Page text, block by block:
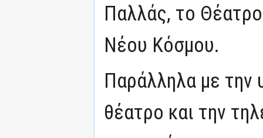
Παλλάς, το
Νέου Κόσμου.
Παράλληλα με την
θέατρο και την